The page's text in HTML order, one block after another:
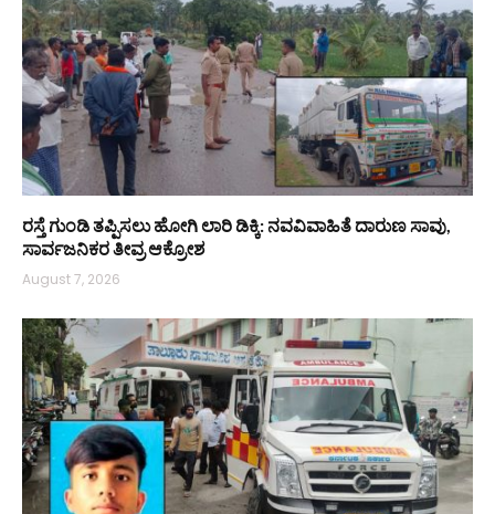
ರಸ್ತೆ ಗುಂಡಿ ತಪ್ಪಿಸಲು ಹೋಗಿ ಲಾರಿ ಡಿಕ್ಕಿ: ನವವಿವಾಹಿತೆ ದಾರುಣ ಸಾವು,
ಸಾರ್ವಜನಿಕರ ತೀವ್ರ ಆಕ್ರೋಶ
August 7, 2026